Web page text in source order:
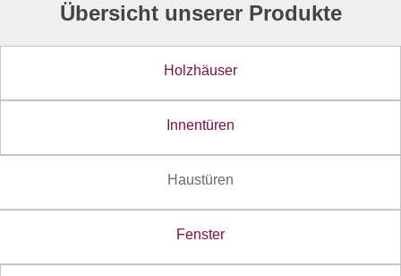
Übersicht unserer Produkte
Holzhäuser
Innentüren
Haustüren
Fenster